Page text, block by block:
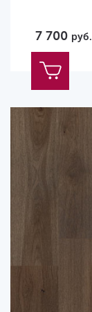
7 700 руб.